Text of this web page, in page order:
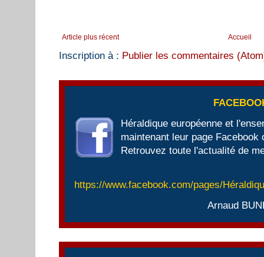
Article plus récent Accueil
Inscription à : Publier les commentaires
Héraldique européenne et
maintenant leur page Facebook
Retrouvez toute l'actualité de
https://www.facebook.com/pages/
Arnaud